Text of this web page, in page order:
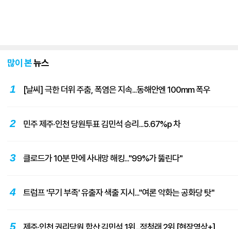
많이 본뉴스
1 [날씨] 극한 더위 주춤, 폭염은 지속...동해안엔 100mm 폭우
2 민주 제주·인천 당원투표 김민석 승리...5.67%p 차
3 클로드가 10분 만에 사내망 해킹..."99%가 뚫린다"
4 트럼프 '무기 부족' 유출자 색출 지시..."여론 악화는 공화당 탓"
5